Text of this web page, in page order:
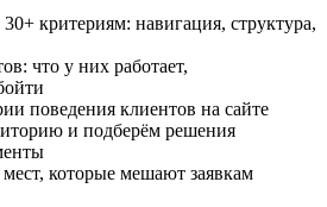
критериям: навигация, структура,
что у них работает,
поведения клиентов на сайте
и подберём решения
которые мешают заявкам